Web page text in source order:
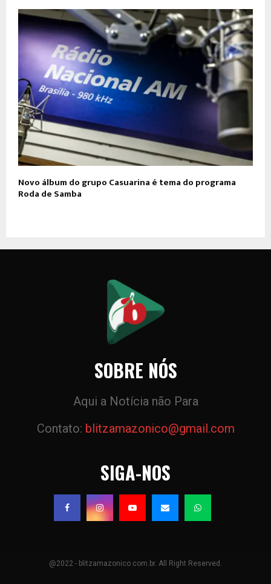
Novo álbum do grupo Casuarina é tema do programa
Roda de Samba
SOBRE NÓS
Aqui a Notícia não Para
Contato: blitzamazonico@gmail.com
SIGA-NOS
@2022 - blitzamazonico.com.br. All Right Reserved.